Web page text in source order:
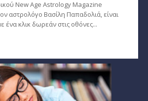
New Age Astrology Magazine
αστρολόγο Βασίλη Παπαδολιά, είναι
ένα κλικ δωρεάν στις οθόνες...